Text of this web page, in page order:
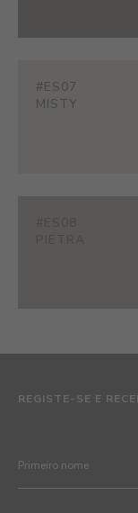
#ES07
MISTY
REGISTE-SE E